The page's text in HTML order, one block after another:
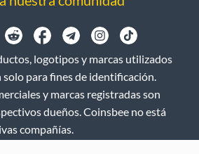
logotipos y marcas utilizados
para fines de identificación.
y marcas registradas son
dueños. Coinsbee no está
compañías.